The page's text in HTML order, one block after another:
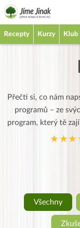
Recepty Kurzy Klub
Přečti si, co nám
programů – ze
program, který tě
Všechny